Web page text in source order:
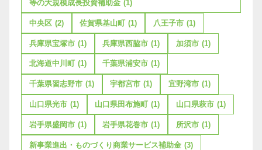
等の大規模成長投資補助金 (1)
中央区 (2) 佐賀県基山町 (1) 八王子市 (1)
兵庫県宝塚市 (1) 兵庫県西脇市 (1) 加須市 (1)
北海道中川町 (1) 千葉県浦安市 (1)
千葉県習志野市 (1) 宇都宮市 (1) 宜野湾市 (1)
山口県光市 (1) 山口県田布施町 (1) 山口県萩市 (1)
岩手県盛岡市 (1) 岩手県花巻市 (1) 所沢市 (1)
新事業進出・ものづくり商業サービス補助金 (3)